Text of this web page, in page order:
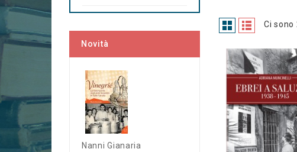
Novità
Nanni Gianaria
Ci sono